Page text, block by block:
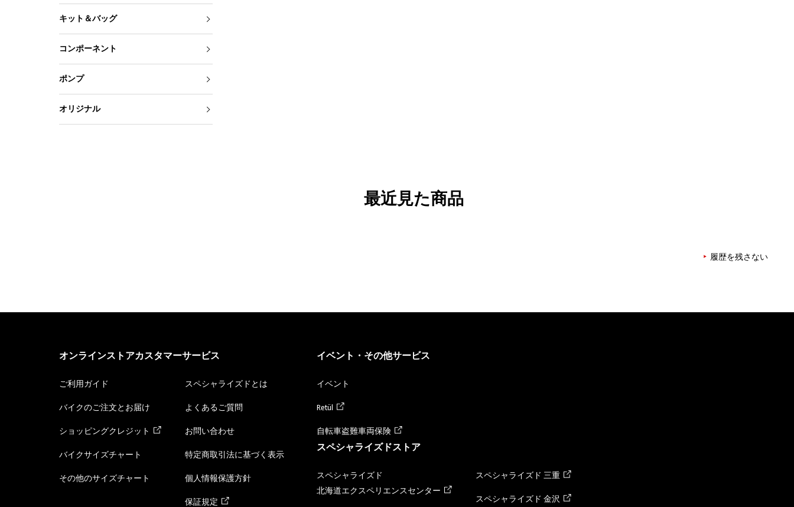
キット＆バッグ
コンポーネント
ポンプ
オリジナル
最近見た商品
履歴を残さない
オンラインストアカスタマーサービス
ご利用ガイド
バイクのご注文とお届け
ショッピングクレジット
バイクサイズチャート
その他のサイズチャート
スペシャライズドとは
よくあるご質問
お問い合わせ
特定商取引法に基づく表示
個人情報保護方針
保証規定
イベント・その他サービス
イベント
Retül
自転車盗難車両保険
スペシャライズドストア
スペシャライズド
北海道エクスペリエンスセンター
スペシャライズド 三重
スペシャライズド 金沢